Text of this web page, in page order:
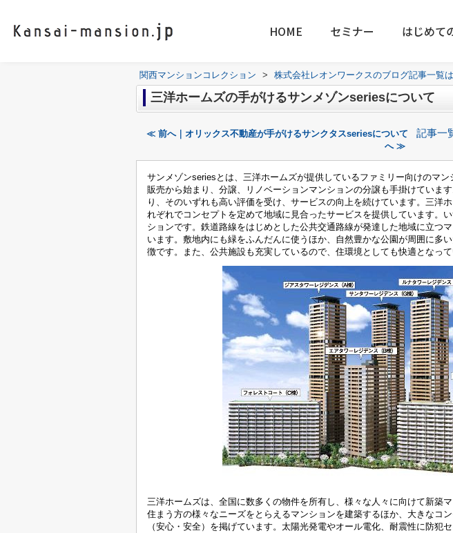
HOME セミナー はじめて
関西マンションコレクション > 株式会社レオンワークスのブログ記事一覧
三洋ホームズの手がけるサンメゾンseriesについて
≪ 前へ｜オリックス不動産が手がけるサンクタスseriesについて 記事一
へ ≫
サンメゾンseriesとは、三洋ホームズが提供しているファミリー向けのマ
販売から始まり、分譲、リノベーションマンションの分譲も手掛けていま
り、そのいずれも高い評価を受け、サービスの向上を続けています。三洋
れぞれでコンセプトを定めて地域に見合ったサービスを提供しています。
ションです。鉄道路線をはじめとした公共交通路線が発達した地域に立つ
います。敷地内にも緑をふんだんに使うほか、自然豊かな公園が周囲に多
徴です。また、公共施設も充実しているので、住環境としても快適となって
三洋ホームズは、全国に数多くの物件を所有し、様々な人々に向けて新築
住まう方の様々なニーズをとらえるマンションを建築するほか、大きなコ
（安心・安全）を掲げています。太陽光発電やオール電化、耐震性に防犯